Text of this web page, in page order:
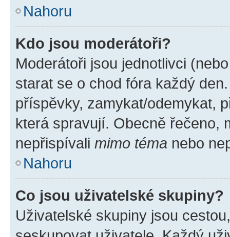
Nahoru
Kdo jsou moderátoři?
Moderátoři jsou jednotlivci
starat se o chod fóra každý
příspěvky, zamykat/odemykat,
která spravují. Obecně řečeno,
nepřispívali mimo téma nebo
Nahoru
Co jsou uživatelské skupiny?
Uživatelské skupiny jsou